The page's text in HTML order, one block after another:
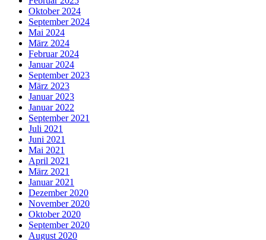
Oktober 2024
September 2024
Mai 2024
März 2024
Februar 2024
Januar 2024
September 2023
März 2023
Januar 2023
Januar 2022
September 2021
Juli 2021
Juni 2021
Mai 2021
April 2021
März 2021
Januar 2021
Dezember 2020
November 2020
Oktober 2020
September 2020
August 2020